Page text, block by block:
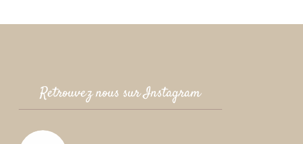
Retrouvez nous sur Instagram